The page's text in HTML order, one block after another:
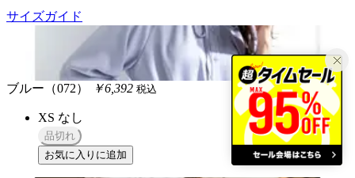
サイズガイド
ブルー（072） ￥6,392 税込
XS なし
品切れ
お気に入りに追加